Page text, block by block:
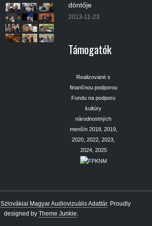
döntője
2013-11-23
Támogatók
Realizované s
finančnou podporou
Fondu na podporu
kultúry
národnostných
menšín 2018, 2019,
2020, 2022, 2023,
2024, 2025
Szlovákiai Magyar Audiovizuális Adattár. Proudly
designed by Theme Junkie.